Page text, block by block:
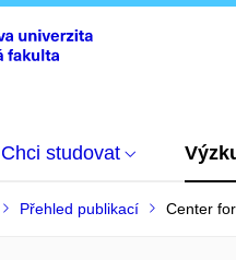
Chci studovat
Přehled publikací Center